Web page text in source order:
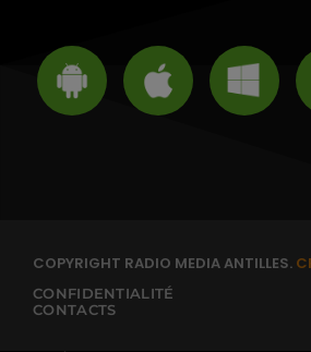
COPYRIGHT RADIO MEDIA ANTILLES.
CONFIDENTIALITÉ
CONTACTS